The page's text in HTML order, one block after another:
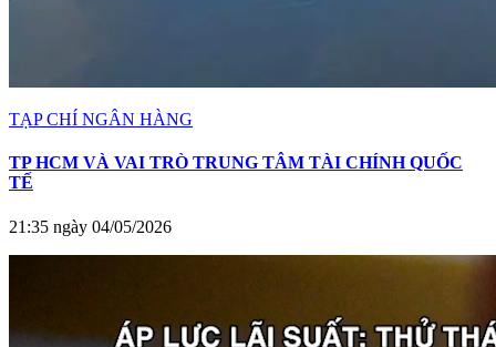
TẠP CHÍ NGÂN HÀNG
TP HCM VÀ VAI TRÒ TRUNG TÂM TÀI CHÍNH QUỐC
TẾ
21:35 ngày 04/05/2026